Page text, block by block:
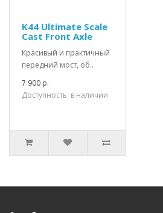
K44 Ultimate Scale
Cast Front Axle
Красивый и практичный
передний мост, об..
7 900 р.
Доступность: в наличии